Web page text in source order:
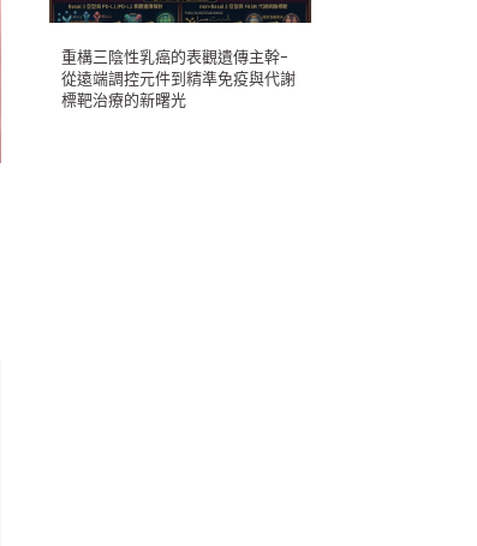
重構三陰性乳癌的表觀遺傳主幹-
從遠端調控元件到精準免疫與代謝
標靶治療的新曙光